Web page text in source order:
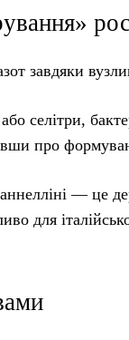
завдяки
селітри,
про
— це
для